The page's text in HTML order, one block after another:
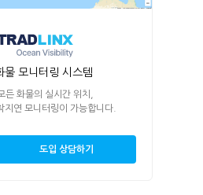
물 모니터링 시스템
든 화물의 실시간 위치,
지연 모니터링이 가능합니다.
도입 상담하기